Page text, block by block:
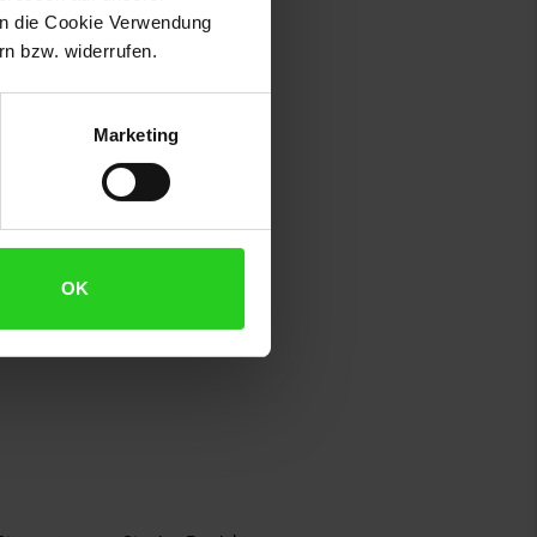
die Cookie Verwendung
bzw. widerrufen.
Marketing
OK
erforderlich, Verpackung oder